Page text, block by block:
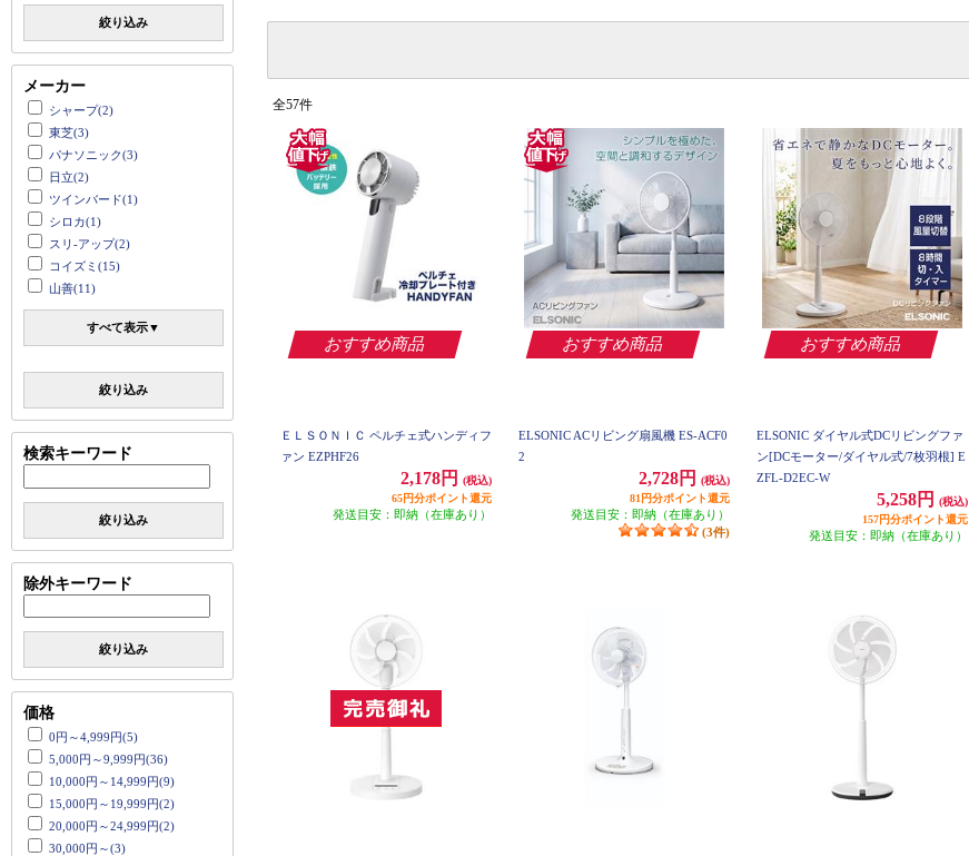
絞り込み
メーカー
シャープ(2)
東芝(3)
パナソニック(3)
日立(2)
ツインバード(1)
シロカ(1)
スリ-アップ(2)
コイズミ(15)
山善(11)
すべて表示▼
絞り込み
検索キーワード
絞り込み
除外キーワード
絞り込み
価格
0円～4,999円(5)
5,000円～9,999円(36)
10,000円～14,999円(9)
15,000円～19,999円(2)
20,000円～24,999円(2)
30,000円～(3)
全57件
おすすめ商品
ＥＬＳＯＮＩＣ ペルチェ式ハンディフ
ァン EZPHF26
2,178円
(税込)
65円分ポイント還元
発送目安：即納（在庫あり）
おすすめ商品
ELSONIC ACリビング扇風機 ES-ACF0
2
2,728円
(税込)
81円分ポイント還元
発送目安：即納（在庫あり）
(3件)
おすすめ商品
ELSONIC ダイヤル式DCリビングファ
ン[DCモーター/ダイヤル式/7枚羽根] E
ZFL-D2EC-W
5,258円
(税込)
157円分ポイント還元
発送目安：即納（在庫あり）